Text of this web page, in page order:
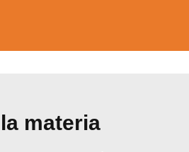
materia